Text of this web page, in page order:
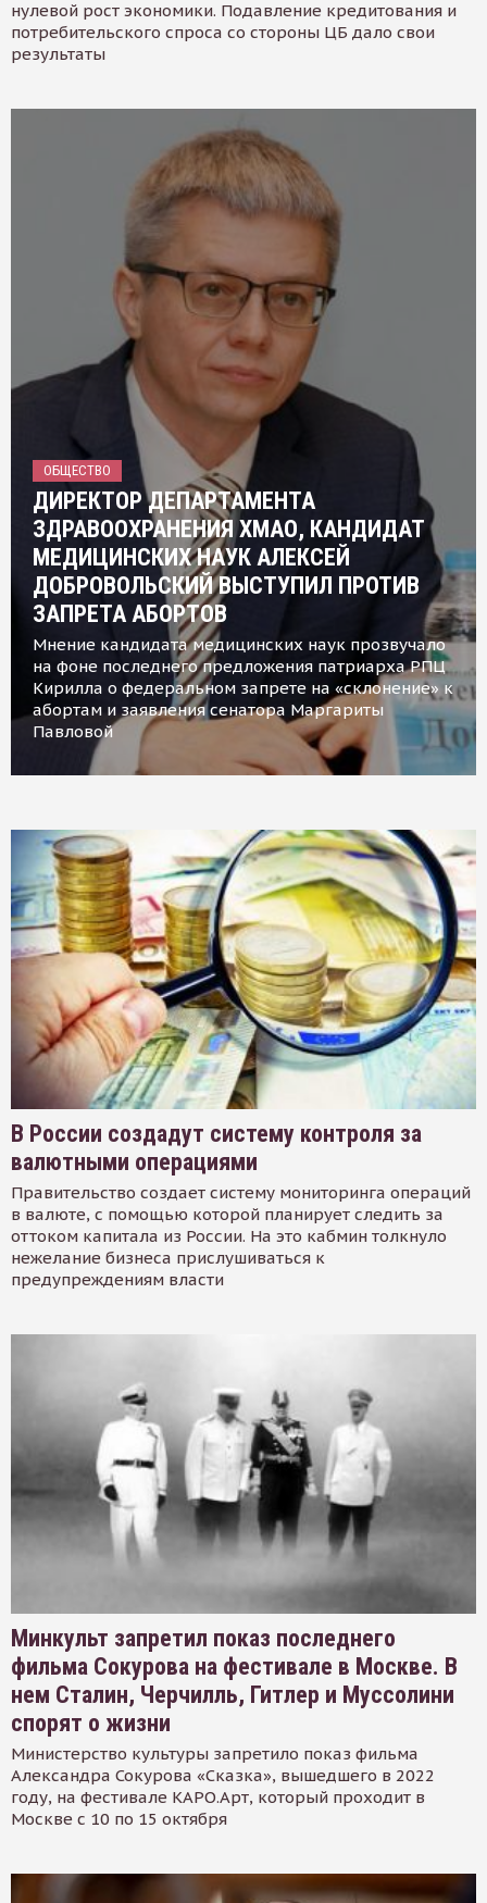
нулевой рост экономики. Подавление кредитования и
потребительского спроса со стороны ЦБ дало свои
результаты
ОБЩЕСТВО
ДИРЕКТОР ДЕПАРТАМЕНТА
ЗДРАВООХРАНЕНИЯ ХМАО, КАНДИДАТ
МЕДИЦИНСКИХ НАУК АЛЕКСЕЙ
ДОБРОВОЛЬСКИЙ ВЫСТУПИЛ ПРОТИВ
ЗАПРЕТА АБОРТОВ
Мнение кандидата медицинских наук прозвучало
на фоне последнего предложения патриарха РПЦ
Кирилла о федеральном запрете на «склонение» к
абортам и заявления сенатора Маргариты
Павловой
В России создадут систему контроля за
валютными операциями
Правительство создает систему мониторинга операций
в валюте, с помощью которой планирует следить за
оттоком капитала из России. На это кабмин толкнуло
нежелание бизнеса прислушиваться к
предупреждениям власти
Минкульт запретил показ последнего
фильма Сокурова на фестивале в Москве. В
нем Сталин, Черчилль, Гитлер и Муссолини
спорят о жизни
Министерство культуры запретило показ фильма
Александра Сокурова «Сказка», вышедшего в 2022
году, на фестивале КАРО.Арт, который проходит в
Москве с 10 по 15 октября